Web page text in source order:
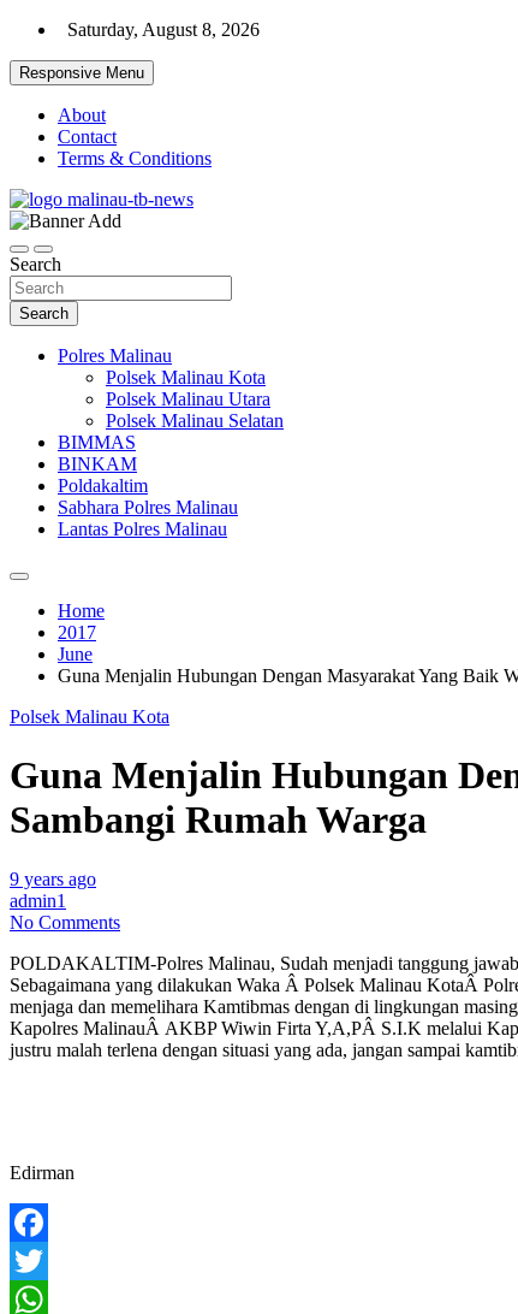
Skip
content
Saturday, August 8, 2026
Responsive Menu
About
Contact
Terms & Conditions
Pelangiresmalinau.com
Search
Search
Polres Malinau
Polsek Malinau Kota
Polsek Malinau Utara
Polsek Malinau Selatan
BIMMAS
BINKAM
Poldakaltim
Sabhara Polres Malinau
Lantas Polres Malinau
Home
2017
June
Guna Menjalin Hubungan Dengan Masyarakat Yang Baik
Polsek Malinau Kota
Guna Menjalin Hubungan
Sambangi Rumah Warga
9 years ago
admin1
No Comments
POLDAKALTIM-Polres Malinau, Sudah menjadi tanggung
Sebagaimana yang dilakukan Waka Â Polsek Malinau KotaÂ
menjaga dan memelihara Kamtibmas dengan di lingkungan
Kapolres MalinauÂ AKBP Wiwin Firta Y,A,PÂ S.I.K melalui
justru malah terlena dengan situasi yang ada, jangan sampai
Edirman
Facebook
Twitter